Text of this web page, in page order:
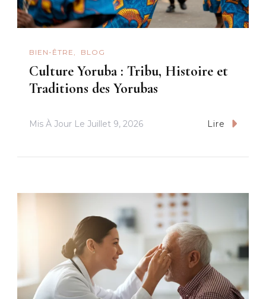
BIEN-ÊTRE BLOG
Culture Yoruba : Tribu, Histoire et
Traditions des Yorubas
Mis À Jour Le Juillet 9, 2026 Lire